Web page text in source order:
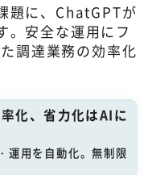
題に、ChatGPTが
。安全な運用にフ
調達業務の効率化
化、省力化はAIに
運用を自動化。無制限